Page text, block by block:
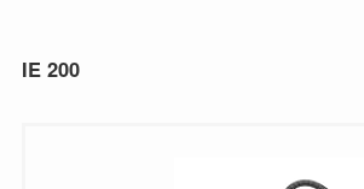
IE 200